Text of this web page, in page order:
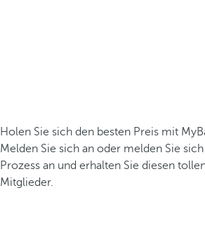
Holen Sie sich den besten Preis mit
Melden Sie sich an oder melden Sie
Prozess an und erhalten Sie diesen
Mitglieder.